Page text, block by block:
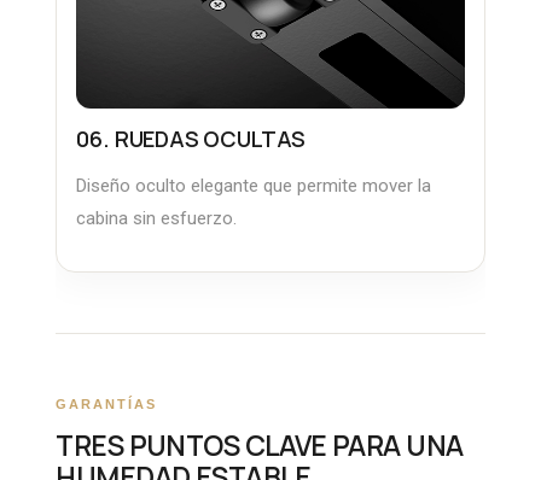
06. RUEDAS OCULTAS
Diseño oculto elegante que permite mover la
cabina sin esfuerzo.
GARANTÍAS
TRES PUNTOS CLAVE PARA UNA